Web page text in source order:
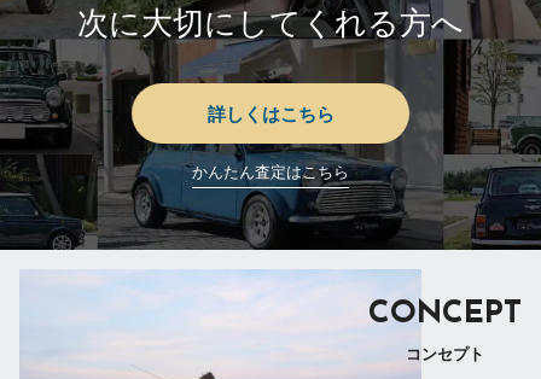
次に大切にしてくれる方へ
詳しくはこちら
かんたん査定はこちら
CONCEPT
コンセプト